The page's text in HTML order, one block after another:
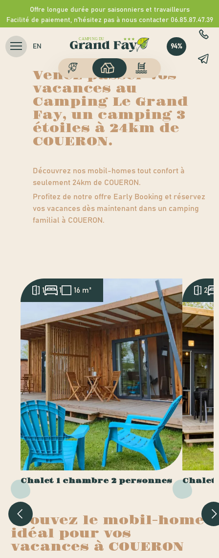
Offre longue durée pour saisonniers et travailleurs
Facilité de paiement, n'hésitez pas à nous contacter 06.85.87.47.39
EN 94%
Camping du Grand Fay> Nos hébergements>Location mobil-homes COUERON
Location mobil-
homes COUERON
Venez passer vos
vacances au
Camping Le Grand
Fay, un camping 3
étoiles à 24km de
COUERON.
Découvrez nos mobil-homes tout confort à
seulement 24km de COUERON.
Profitez de notre offre Early Booking et réservez
vos vacances dès maintenant dans un camping
familial à COUERON.
1 1 16 m²
Chalet 1 chambre 2 personnes
2
Chalet
Trouvez le mobil-home
idéal pour vos
vacances à COUERON